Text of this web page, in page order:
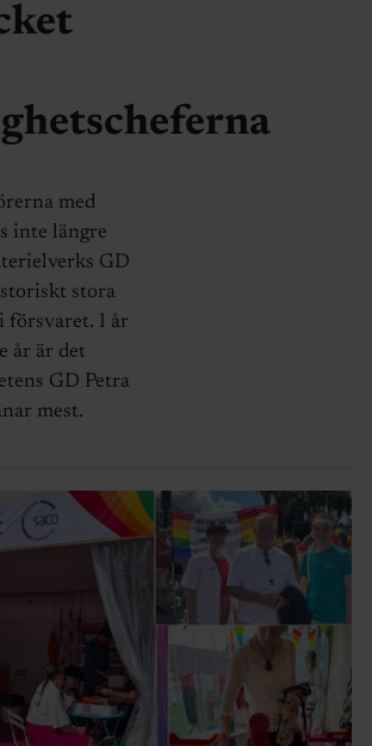
med
inte längre
GD
stora
försvaret. I år
år är det
GD Petra
mest.